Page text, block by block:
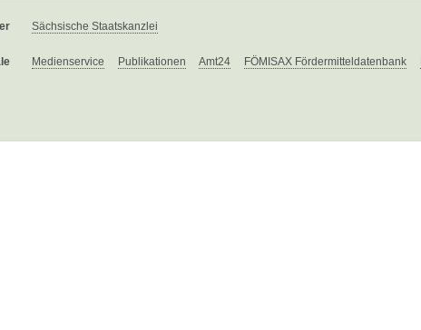
Sächsische Staatskanzlei
Medienservice Publikationen Amt24 FÖMISAX Fördermitteldatenbank